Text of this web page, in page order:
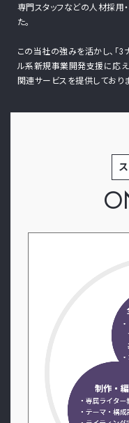
専門スタッフなどの人材採用
た。
この当社の強みを活かし、「3
ル系新規事業開発支援に応え
関連サービスを提供しておりま